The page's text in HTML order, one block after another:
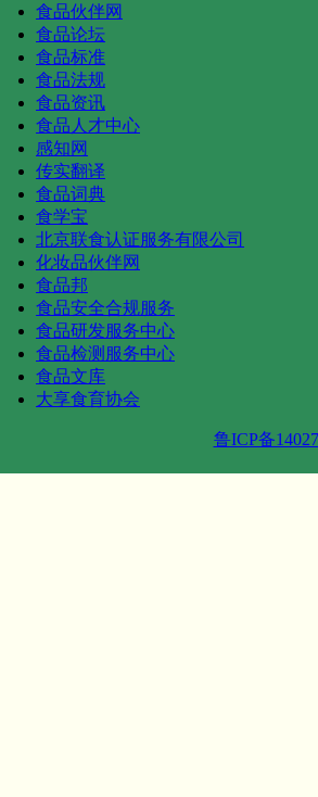
食品伙伴网
食品论坛
食品标准
食品法规
食品资讯
食品人才中心
感知网
传实翻译
食品词典
食学宝
北京联食认证服务有限公司
化妆品伙伴网
食品邦
食品安全合规服务
食品研发服务中心
食品检测服务中心
食品文库
大享食育协会
鲁ICP备